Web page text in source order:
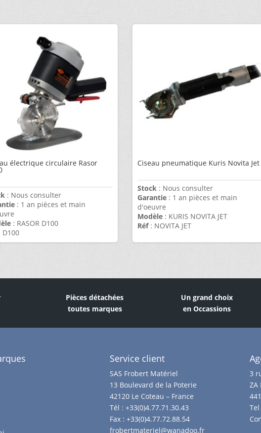
électrique circulaire Rasor
: Nous consulter
: 1 an pièces et main
: RASOR D100
Ciseau pneumatique Kuris Novita Jet
Stock : Nous consulter
Garantie : 1 an pièces et main
d'oeuvre
Modèle : KURIS NOVITA JET
Réf: NOVITA JET
Pièces détachées
toutes marques
Un grand choix
en Occassions
Service client
SAS Frobert Matériel
13 Boulevard de la Poterie
42120 Le Coteau – France
Tél : +33(0)4.77.71.30.43
Fax : +33(0)4.77.72.88.54
frobertmateriel@wanadoo.fr
3
ZA